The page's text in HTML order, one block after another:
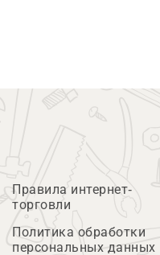
Правила интернет-
торговли
Политика обработки
персональных данных